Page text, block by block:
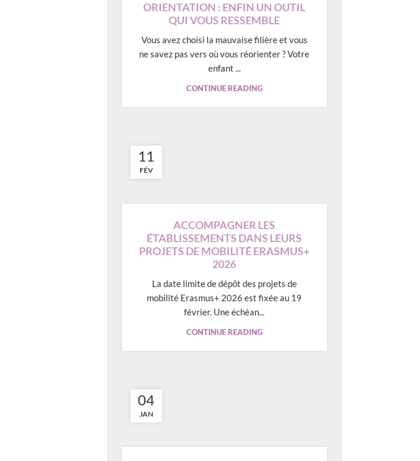
ORIENTATION : ENFIN UN OUTIL
QUI VOUS RESSEMBLE
Vous avez choisi la mauvaise filière et vous
ne savez pas vers où vous réorienter ? Votre
enfant ...
CONTINUE READING
11
FÉV
ACCOMPAGNER LES
ÉTABLISSEMENTS DANS LEURS
PROJETS DE MOBILITÉ ERASMUS+
2026
La date limite de dépôt des projets de
mobilité Erasmus+ 2026 est fixée au 19
février. Une échéan...
CONTINUE READING
04
JAN